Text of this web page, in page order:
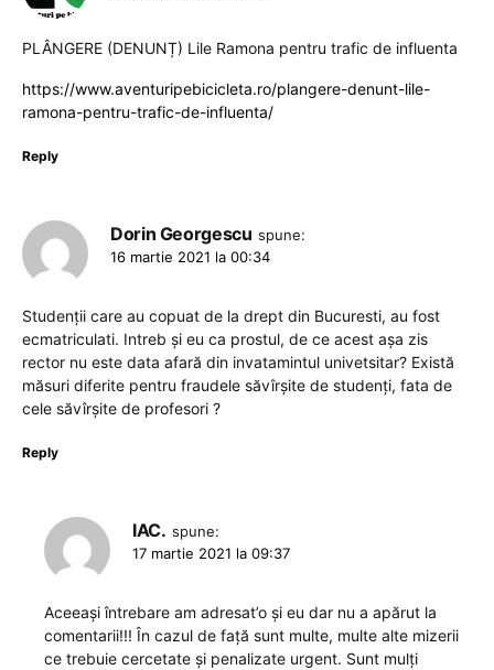
PLÂNGERE (DENUNȚ) Lile Ramona pentru trafic de influenta
https://www.aventuripebicicleta.ro/plangere-denunt-lile-
ramona-pentru-trafic-de-influenta/
Reply
Dorin Georgescu spune:
16 martie 2021 la 00:34
Studenții care au copuat de la drept din Bucuresti, au fost
ecmatriculati. Intreb și eu ca prostul, de ce acest așa zis
rector nu este data afară din invatamintul univetsitar? Există
măsuri diferite pentru fraudele săvîrșite de studenți, fata de
cele săvîrșite de profesori ?
Reply
IAC. spune:
17 martie 2021 la 09:37
Aceeași întrebare am adresat’o și eu dar nu a apărut la
comentarii!!! În cazul de față sunt multe, multe alte mizerii
ce trebuie cercetate și penalizate urgent. Sunt mulți